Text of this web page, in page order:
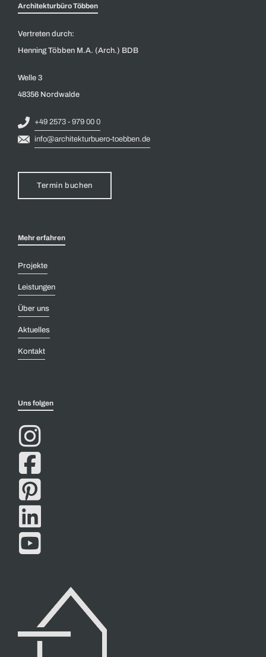
Architekturbüro Többen
Vertreten durch:
Henning Többen M.A. (Arch.) BDB
Welle 3
48356 Nordwalde
+49 2573 - 979 00 0
info@architekturbuero-toebben.de
Termin buchen
Mehr erfahren
Projekte
Leistungen
Über uns
Aktuelles
Kontakt
Uns folgen




